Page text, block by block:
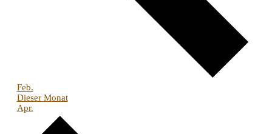
Feb.
Dieser Monat
Apr.